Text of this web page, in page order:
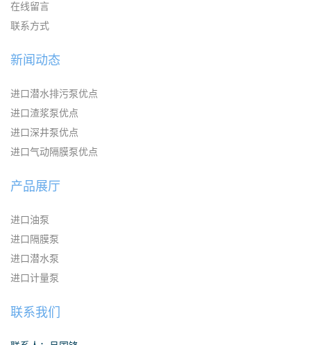
在线留言
联系方式
新闻动态
进口潜水排污泵优点
进口渣浆泵优点
进口深井泵优点
进口气动隔膜泵优点
产品展厅
进口油泵
进口隔膜泵
进口潜水泵
进口计量泵
联系我们